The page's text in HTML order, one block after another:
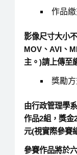
作品
影像尺寸大小
MOV、AVI、
主。)請上傳至
獎勵方
由行政管理學
作品2組，獎金
元(視實際參賽
參賽作品將於